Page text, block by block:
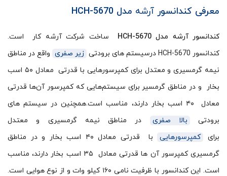
معرفی کندانسور آرشه مدل HCH-5670
کندانسور آرشه مدل HCH-5670
ساخت شرکت آرشه کار است.
کندانسور HCH-5670 درسیستم های برودتی
زیر صفری واقع در مناطق
نیمه گرمسیری و معتدل برای کمپرسورهایی با قدرتی معادل ۵۰ اسب
بخار و در مناطق گرمسیر برای سیستم‌هایی که کمپرسور آن‌ها قدرتی
معادل ۴۰ اسب بخار دارند، مناسب است.همچنین در سیستم های
برودتی
بالا صفری
در مناطق نیمه گرمسیری و معتدل
برای
کمپرسورهایی
با قدرتی معادل ۴۰ اسب بخار و در مناطق
گرمسیری کمپرسور آن ها قدرتی معادل ۳۵ اسب بخار دارند، مناسب
است. این کندانسور با ظرفیت نامی ۱۶۰ کیلو وات و از نوع هوایی است.